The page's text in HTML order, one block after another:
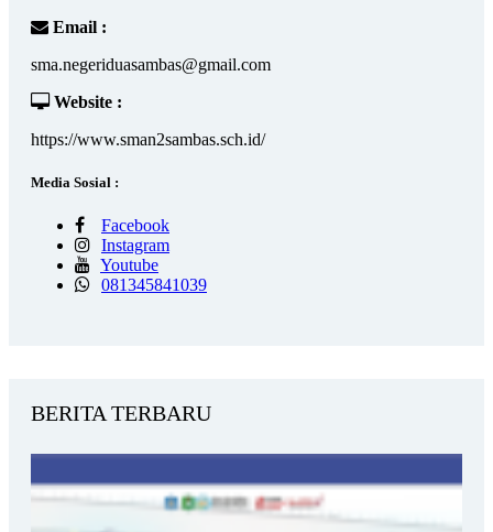
Email :
sma.negeriduasambas@gmail.com
Website :
https://www.sman2sambas.sch.id/
Media Sosial :
Facebook
Instagram
Youtube
081345841039
BERITA TERBARU